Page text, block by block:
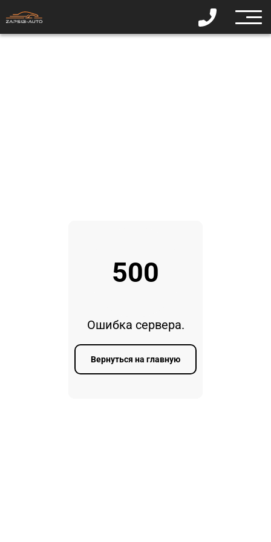
500
Ошибка сервера.
Вернуться на главную